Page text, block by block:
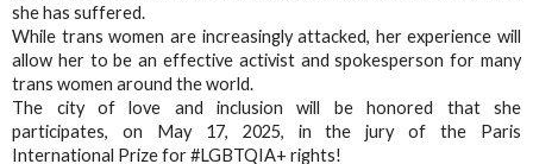
she has suffered.
While trans women are increasingly attacked, her experience will
allow her to be an effective activist and spokesperson for many
trans women around the world.
The city of love and inclusion will be honored that she
participates, on May 17, 2025, in the jury of the Paris
International Prize for #LGBTQIA+ rights!